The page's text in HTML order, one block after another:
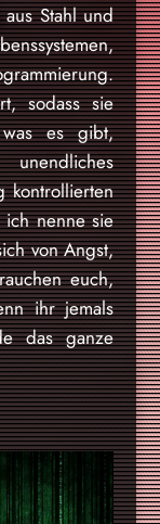
Stahl und
sodass sie
es gibt,
kontrollierten
nenne sie
von Angst,
euch,
ihr jemals
das ganze